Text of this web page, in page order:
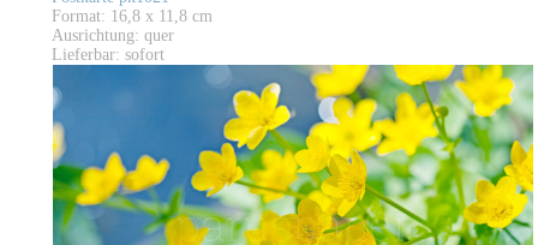
Format: 16,8 x 11,8 cm
Ausrichtung: quer
Lieferbar: sofort